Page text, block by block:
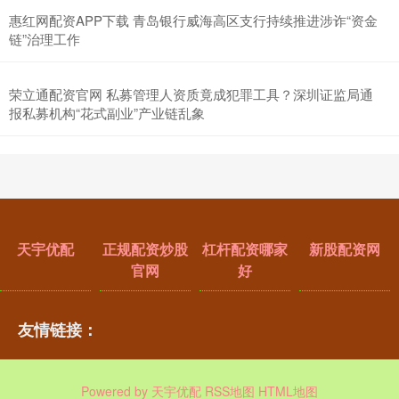
惠红网配资APP下载 青岛银行威海高区支行持续推进涉诈“资金
链”治理工作
荣立通配资官网 私募管理人资质竟成犯罪工具？深圳证监局通
报私募机构“花式副业”产业链乱象
天宇优配
正规配资炒股
官网
杠杆配资哪家
好
新股配资网
友情链接：
Powered by 天宇优配 RSS地图 HTML地图